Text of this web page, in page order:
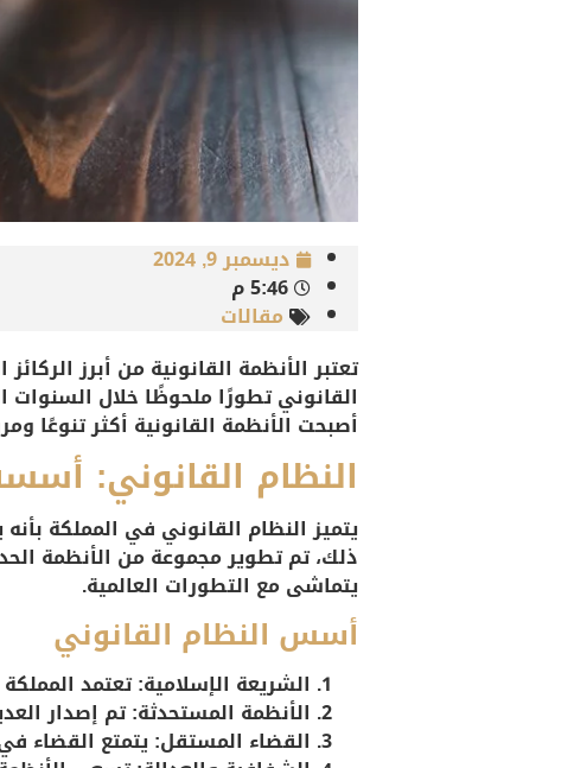
ديسمبر 9, 2024
5:46 م
مقالات
تعتبر الأنظمة القانونية من أبرز
أصبحت الأنظمة القانونية أكثر تنوعًا
النظام القانوني:
يتميز النظام القانوني في المملكة
ذلك، تم تطوير مجموعة من الأنظمة
يتماشى مع التطورات العالمية.
أسس النظام القانوني
الشريعة الإسلامية: تعتمد
الأنظمة المستحدثة: تم إصدار
القضاء المستقل: يتمتع القضاء